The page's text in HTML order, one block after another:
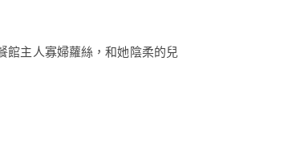
館主人寡婦蘿絲，和她陰柔的兒